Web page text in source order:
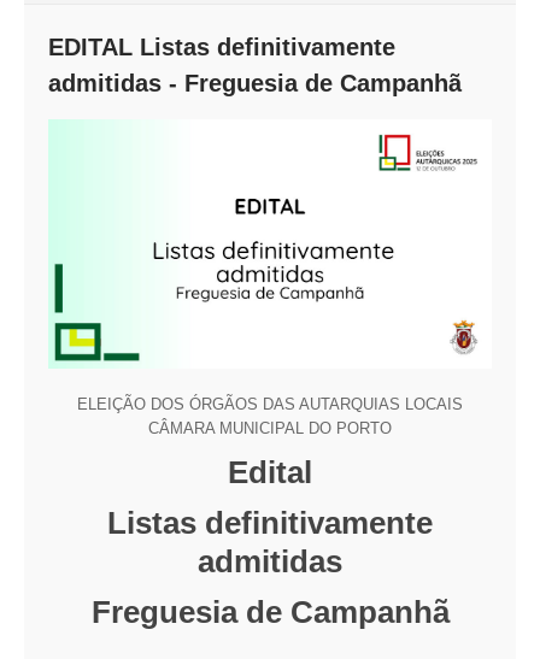
EDITAL Listas definitivamente
admitidas - Freguesia de Campanhã
ELEIÇÃO DOS ÓRGÃOS DAS AUTARQUIAS LOCAIS
CÂMARA MUNICIPAL DO PORTO
Edital
Listas definitivamente
admitidas
Freguesia de Campanhã